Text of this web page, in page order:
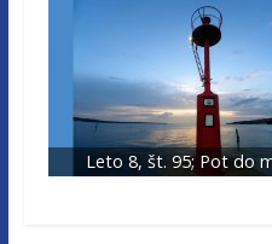
Leto 8, št. 95; Pot do